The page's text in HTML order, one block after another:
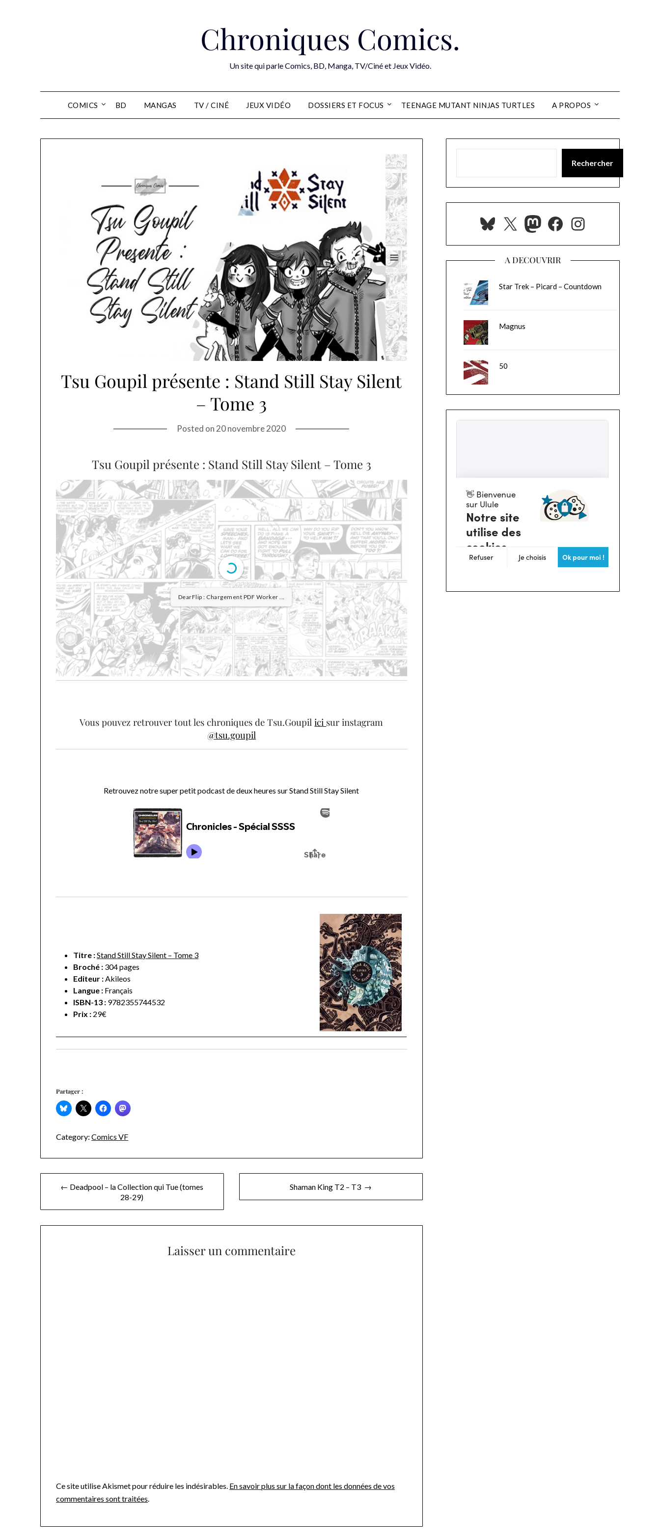
Chroniques Comics.
Un site qui parle Comics, BD, Manga, TV/Ciné et Jeux Vidéo.
COMICS BD MANGAS TV / CINÉ JEUX VIDÉO DOSSIERS ET FOCUS TEENAGE MUTANT NINJAS TURTLES A PROPOS
Tsu Goupil présente : Stand Still Stay Silent
– Tome 3
Posted on 20 novembre 2020
Tsu Goupil présente : Stand Still Stay Silent – Tome 3
DearFlip : Chargement PDF Worker ...
Vous pouvez retrouver tout les chroniques de Tsu.Goupilici sur instagram
@tsu.goupil
Retrouvez notre super petit podcast de deux heures sur Stand Still Stay Silent
Titre :Stand Still Stay Silent – Tome 3
Broché : 304 pages
Editeur : Akileos
Langue : Français
ISBN-13 : 9782355744532
Prix : 29€
Partager :
Category: Comics VF
Navigation
← Deadpool – la Collection qui Tue (tomes
28-29)
Shaman King T2 – T3 →
Laisser un commentaire
Ce site utilise Akismet pour réduire les indésirables. En savoir plus sur la façon dont les données de vos
commentaires sont traitées.
Rechercher
Bluesky
X Mastodon
Facebook
Instagram
A DECOUVRIR
Star Trek – Picard – Countdown
Magnus
50